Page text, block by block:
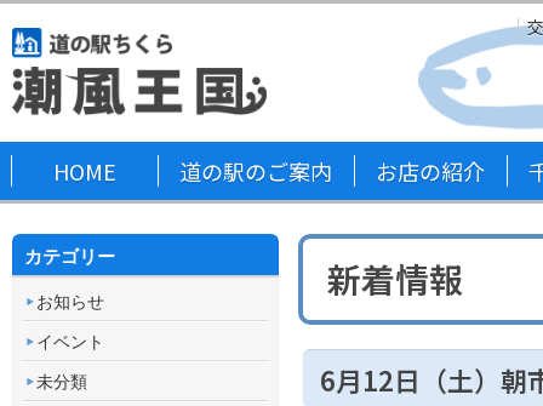
HOME 道の駅のご案内 お店の紹介
新着情報
6月12日（土）朝
カテゴリー
お知らせ
イベント
未分類